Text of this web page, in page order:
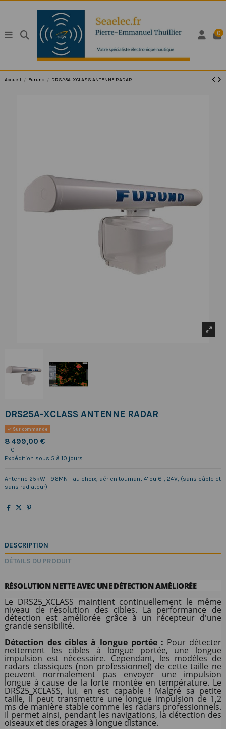
0
Accueil Furuno DRS25A-XCLASS ANTENNE RADAR
DRS25A-XCLASS ANTENNE RADAR
Sur commande
8 499,00 €
TTC
Expédition sous 5 à 10 jours
Antenne 25kW - 96MN - au choix, aérien tournant 4' ou 6' , 24V, (sans câble et
sans radiateur)
DESCRIPTION
DÉTAILS DU PRODUIT
RÉSOLUTION NETTE AVEC UNE DÉTECTION AMÉLIORÉE
Le DRS25_XCLASS maintient continuellement le même
niveau de résolution des cibles. La performance de
détection est améliorée grâce à un récepteur d'une
grande sensibilité.
Détection des cibles à longue portée : Pour détecter
nettement les cibles à longue portée, une longue
impulsion est nécessaire. Cependant, les modèles de
radars classiques (non professionnel) de cette taille ne
peuvent normalement pas envoyer une impulsion
longue à cause de la forte montée en température. Le
DRS25_XCLASS, lui, en est capable ! Malgré sa petite
taille, il peut transmettre une longue impulsion de 1,2
ms de manière stable comme les radars professionnels.
Il permet ainsi, pendant les navigations, la détection des
oiseaux et des orages à longue distance.